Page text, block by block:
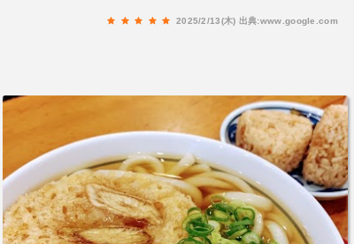
内は温かみのある雰囲気でほっこりします✨えび
天や冷たいうどんも食べてみたいと思います。
2025/2/13(木) 出典:www.google.com